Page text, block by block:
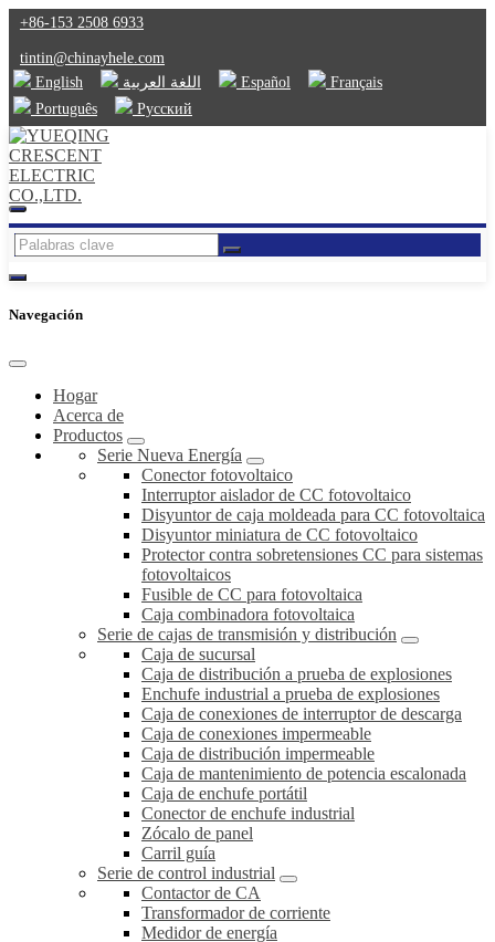
+86-153 2508 6933
tintin@chinayhele.com
English
اللغة العربية Español
Français
Português
Русский
Navegación
Hogar
Acerca de
Productos
Serie Nueva Energía
Conector fotovoltaico
Interruptor aislador de CC fotovoltaico
Disyuntor de caja moldeada para CC fotovoltaica
Disyuntor miniatura de CC fotovoltaico
Protector contra sobretensiones CC para sistemas
fotovoltaicos
Fusible de CC para fotovoltaica
Caja combinadora fotovoltaica
Serie de cajas de transmisión y distribución
Caja de sucursal
Caja de distribución a prueba de explosiones
Enchufe industrial a prueba de explosiones
Caja de conexiones de interruptor de descarga
Caja de conexiones impermeable
Caja de distribución impermeable
Caja de mantenimiento de potencia escalonada
Caja de enchufe portátil
Conector de enchufe industrial
Zócalo de panel
Carril guía
Serie de control industrial
Contactor de CA
Transformador de corriente
Medidor de energía